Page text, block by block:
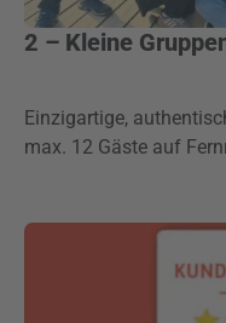
2 – Kleine
Einzigartige,
max. 12 Gäste auf